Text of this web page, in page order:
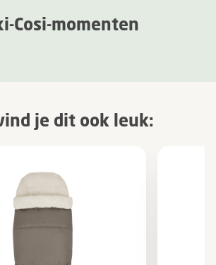
Cosi-momenten
je dit ook leuk: